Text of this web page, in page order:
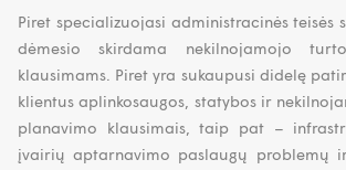
Piret specializuojasi administracinės teisės
dėmesio skirdama nekilnojamojo
klausimams. Piret yra sukaupusi didelę
klientus aplinkosaugos, statybos ir
planavimo klausimais, taip pat –
įvairių aptarnavimo paslaugų problemų